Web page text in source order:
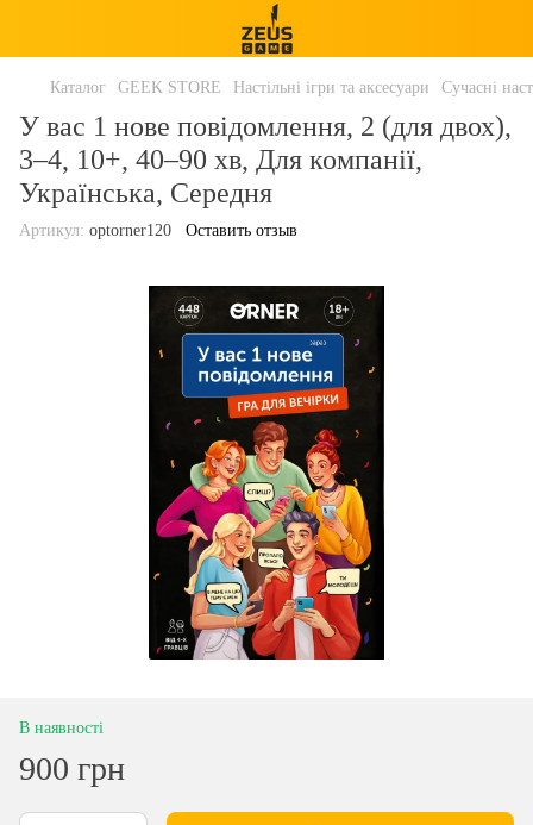
Каталог GEEK STORE Настільні ігри та аксесуари Сучасні
У вас 1 нове повідомлення, 2 (для двох),
3–4, 10+, 40–90 хв, Для компанії,
Українська, Середня
Артикул: optorner120 Оставить отзыв
В наявності
900 грн